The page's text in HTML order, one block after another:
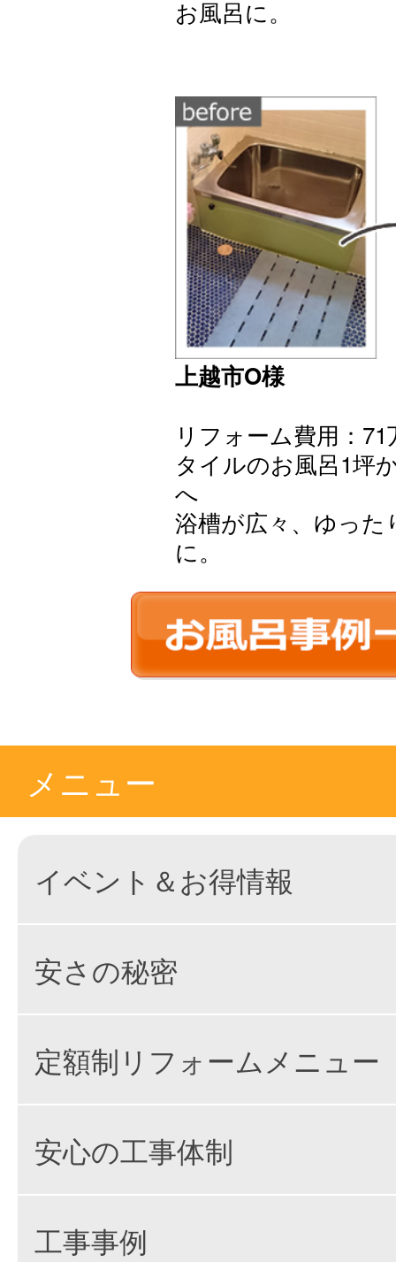
お風呂に。
上越市O様
リフォーム費用：
タイルのお風呂1坪
へ
浴槽が広々、ゆった
に。
メニュー
イベント＆お得情報
安さの秘密
定額制リフォームメニュー
安心の工事体制
工事事例